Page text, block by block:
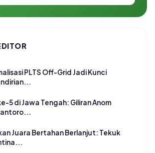
PLTS Off-Grid Jadi Kunci
5 di Jawa Tengah: Giliran Anom
Juara Bertahan Berlanjut: Tekuk